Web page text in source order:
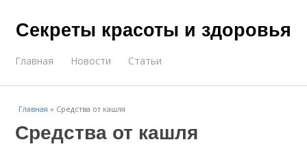
Секреты красоты и здоровья
Главная Новости Статьи
Главная » Средства от кашля
Средства от кашля